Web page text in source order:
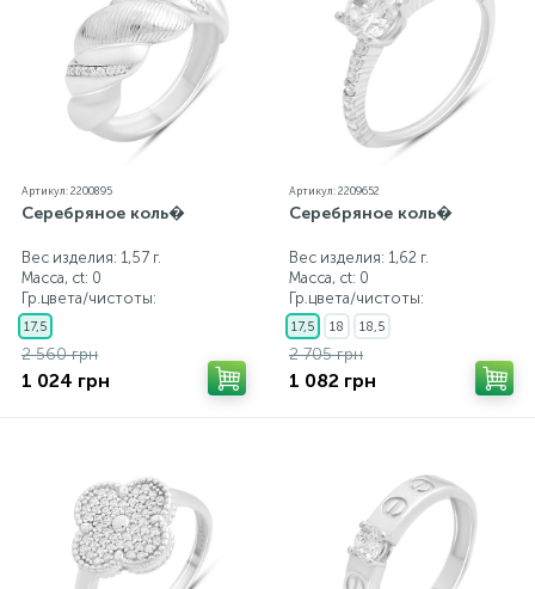
Артикул: 2200895
Серебряное коль�
Вес изделия: 1,57 г.
Масса, ct: 0
Гр.цвета/чистоты:
17,5
2 560 грн
1 024 грн
Артикул: 2209652
Серебряное коль�
Вес изделия: 1,62 г.
Масса, ct: 0
Гр.цвета/чистоты:
17,5 18 18,5
2 705 грн
1 082 грн